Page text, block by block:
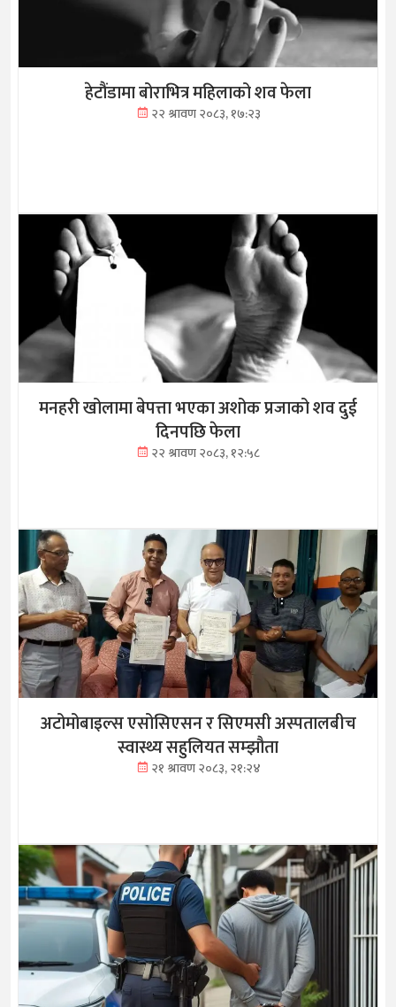
हेटौंडामा बोराभित्र महिलाको शव फेला
२२ श्रावण २०८३, १७:२३
मनहरी खोलामा बेपत्ता भएका अशोक प्रजाको शव दुई
दिनपछि फेला
२२ श्रावण २०८३, १२:५८
अटोमोबाइल्स एसोसिएसन र सिएमसी अस्पतालबीच
स्वास्थ्य सहुलियत सम्झौता
२१ श्रावण २०८३, २१:२४